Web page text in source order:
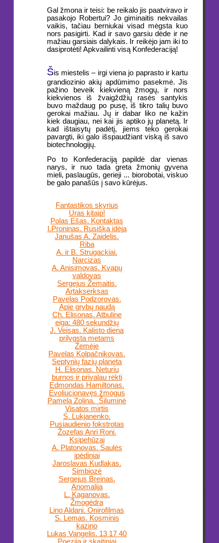
Gal žmona ir teisi: be reikalo jis paatviravo ir
pasakojo Robertui? Jo giminaitis nekvailas
vaikis, tačiau berniukai visad mėgsta kuo
nors pasigirti. Kad ir savo garsiu dėde ir ne
mažiau garsiais dalykais. Ir reikėjo jam iki to
dasiprotėti! Apkvailinti visą Konfederaciją!
Šis miestelis – irgi viena jo paprasto ir kartu
grandiozinio akių apdūmimo pasekmė. Jis
pažino beveik kiekvieną žmogų, ir nors
kiekvienos iš žvaigždžių rasės santykis
buvo maždaug po pusę, iš tikro talių buvo
gerokai mažiau. Jų ir dabar liko ne kažin
kiek daugiau, nei kai jis aptiko jų planetą. Ir
kad ištaisytų padėtį, jiems teko gerokai
pavargti, iki galo išspaudžiant viską iš savo
biotechnologijų.
Po to Konfederaciją papildė dar vienas
narys, ir nuo tada greta žmonių gyvena
mieli, paslaugūs, gerieji ... biorobotai, viskuo
be galo panašūs į savo kūrėjus.
Fantastikos skyrius
Uras kitaip!
Polas Ešas. Kontaktas
I.Proninas. Rusiška idėja
Janušas A. Zaidelis.
Riba
A. ir B. Strugackiai.
Narcizas
A. Anisimovas. Kvapų
valdovas
Sergejus Žemaitis.
Artakserksas
Pavelas Podzorovas.
Apie grybų naudą
Ch. Elisonas. Atbuline
eiga: 480 sekundžių
J. Veisas. Kalisto diena
prilygsta metams
Žemėje
Pavelas Kolpačnikovas.
Septynių fazių planeta
H. Elisonas. Neturiu
burnos ir privalau rėkti
Edmondas Hamiltonas.
Evoliucionavęs žmogus
Pamela Zolina. Šiluminė
Visatos mirtis
S. Lukjanenko.
Pusiaudienio fokstrotas
Žozefas Anri Roni.
Ksipehūzai
A. Platonovas. Saulės
įpėdiniai
Jaroslavas Kudlakas.
Simbiozė
Sergejus Breinas.
Anomalija
L. Kaganovas.
Žmogėdra
Lino Aldani. Onirofilmas
S. Lemas. Kosminis
kazino
Lukas Vangelis. 13 17 40
Poezija ir skaitiniai